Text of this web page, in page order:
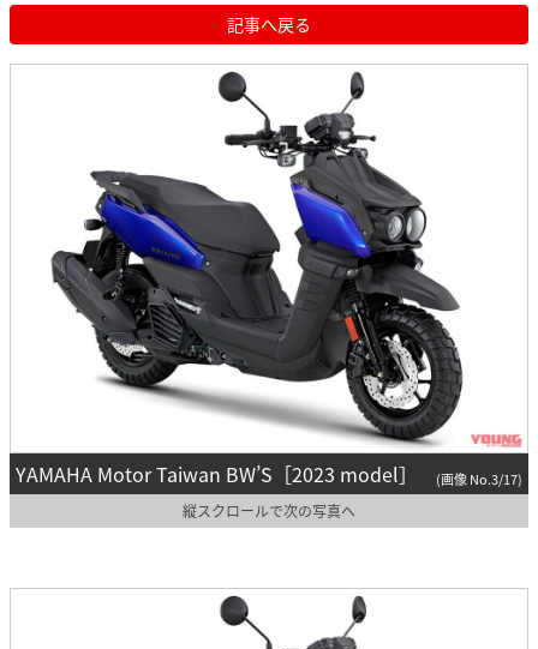
記事へ戻る
YAMAHA Motor Taiwan BW’S［2023 model］ (画像 No.3/17)
縦スクロールで次の写真へ